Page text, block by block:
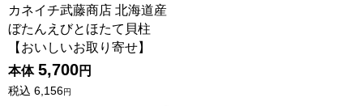
カネイチ武藤商店 北海道産
ぼたんえびとほたて貝柱
【おいしいお取り寄せ】
本体 5,700円
税込 6,156円